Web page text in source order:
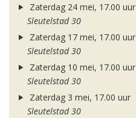
Zaterdag 24 mei, 17.00 uur
Sleutelstad 30
Zaterdag 17 mei, 17.00 uur
Sleutelstad 30
Zaterdag 10 mei, 17.00 uur
Sleutelstad 30
Zaterdag 3 mei, 17.00 uur
Sleutelstad 30